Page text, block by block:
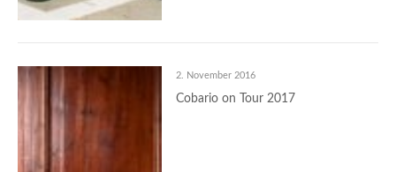
2. November 2016
Cobario on Tour 2017